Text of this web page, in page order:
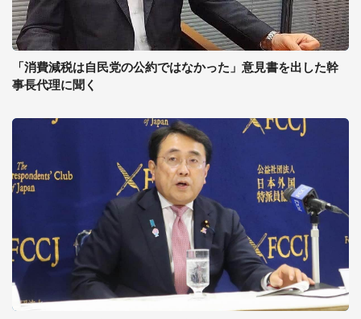
「消費減税は自民党の公約ではなかった」意見書を出した幹
事長代理に聞く